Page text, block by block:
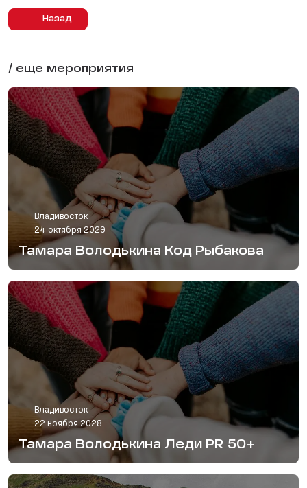
Назад
/ еще мероприятия
Владивосток
24 октября 2029
Тамара Володькина Код Рыбакова
Владивосток
22 ноября 2028
Тамара Володькина Леди PR 50+